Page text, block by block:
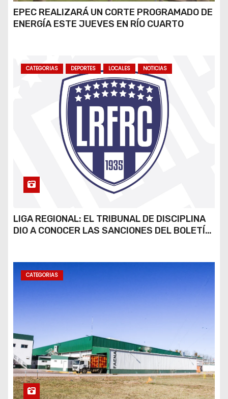
EPEC REALIZARÁ UN CORTE PROGRAMADO DE
ENERGÍA ESTE JUEVES EN RÍO CUARTO
CATEGORIAS DEPORTES LOCALES NOTICIAS
LIGA REGIONAL: EL TRIBUNAL DE DISCIPLINA
DIO A CONOCER LAS SANCIONES DEL BOLETÍN
CATEGORIAS